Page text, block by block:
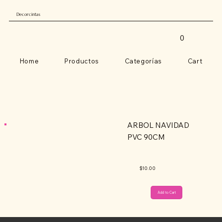
Decorcintas
Home Productos Categorías Cart
0
Add to Cart
ARBOL NAVIDAD
PVC 90CM
$10.00